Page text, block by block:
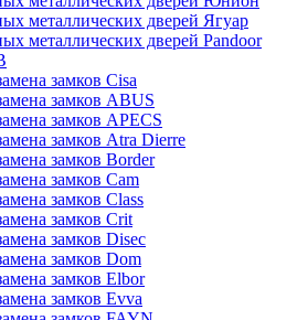
металлических дверей Ягуар
металлических дверей Pandoor
замков Cisa
замков ABUS
замков APECS
замков Atra Dierre
замков Border
замков Cam
замков Class
замков Crit
замков Disec
замков Dom
замков Elbor
замков Evva